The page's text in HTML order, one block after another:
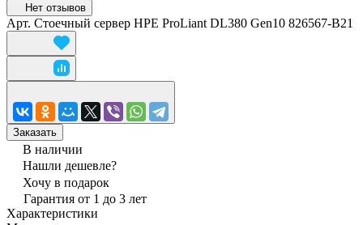
Нет отзывов
Арт. Стоечный сервер HPE ProLiant DL380 Gen10 826567-B21
Заказать
В наличии
Нашли дешевле?
Хочу в подарок
Гарантия от 1 до 3 лет
Характеристики